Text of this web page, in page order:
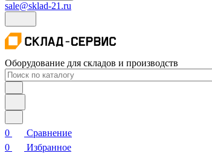
sale@sklad-21.ru
Оборудование для складов и производств
0
Сравнение
0
Избранное